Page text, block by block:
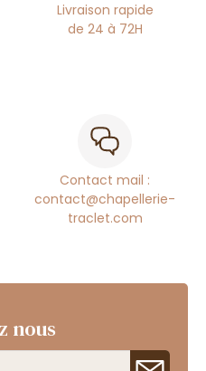
Livraison rapide
de 24 à 72H
Contact mail :
contact@chapellerie-
traclet.com
nous